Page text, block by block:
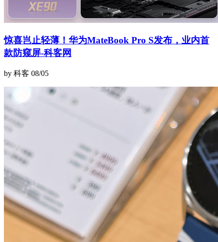
惊喜岂止轻薄！华为MateBook Pro S发布，业内首
款防窥屏-科客网
by 科客 08/05